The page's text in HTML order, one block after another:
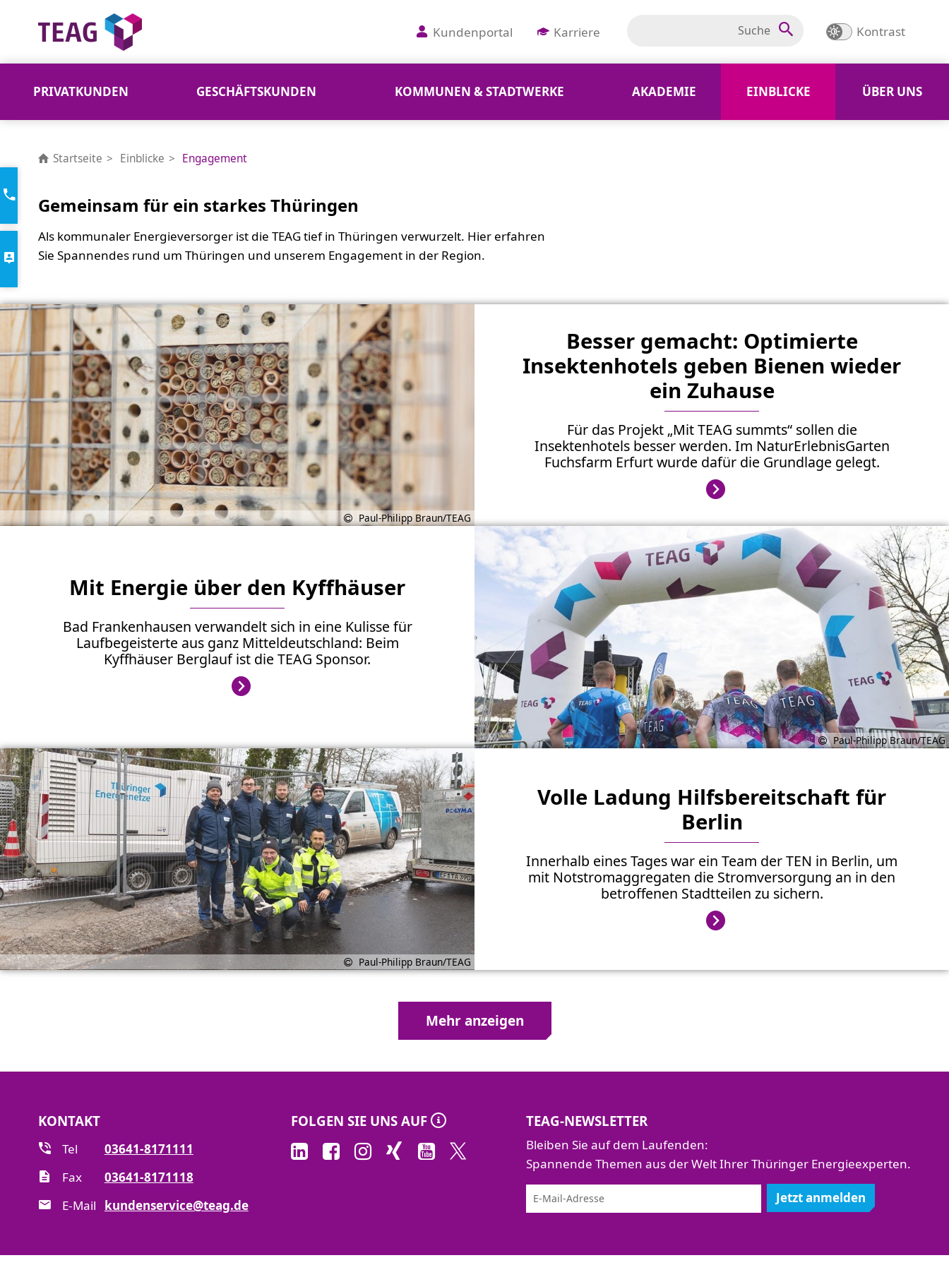
Kundenportal Karriere Kontrast
PRIVATKUNDEN GESCHÄFTSKUNDEN KOMMUNEN & STADTWERKE AKADEMIE EINBLICKE ÜBER UNS
Startseite Einblicke Engagement
Gemeinsam für ein starkes Thüringen
Als kommunaler Energieversorger ist die TEAG tief in Thüringen verwurzelt. Hier erfahren
Sie Spannendes rund um Thüringen und unserem Engagement in der Region.
Paul-Philipp Braun/TEAG
Besser gemacht: Optimierte
Insektenhotels geben Bienen wieder
ein Zuhause
Für das Projekt „Mit TEAG summts“ sollen die
Insektenhotels besser werden. Im NaturErlebnisGarten
Fuchsfarm Erfurt wurde dafür die Grundlage gelegt.
Paul-Philipp Braun/TEAG
Mit Energie über den Kyffhäuser
Bad Frankenhausen verwandelt sich in eine Kulisse für
Laufbegeisterte aus ganz Mitteldeutschland: Beim
Kyffhäuser Berglauf ist die TEAG Sponsor.
Paul-Philipp Braun/TEAG
Volle Ladung Hilfsbereitschaft für
Berlin
Innerhalb eines Tages war ein Team der TEN in Berlin, um
mit Notstromaggregaten die Stromversorgung an in den
betroffenen Stadtteilen zu sichern.
Mehr anzeigen
KONTAKT
Tel
03641-8171111
Fax
03641-8171118
E-Mail
kundenservice@teag.de
FOLGEN SIE UNS AUF TEAG-NEWSLETTER
Bleiben Sie auf dem Laufenden:
Spannende Themen aus der Welt Ihrer Thüringer Energieexperten.
Jetzt anmelden